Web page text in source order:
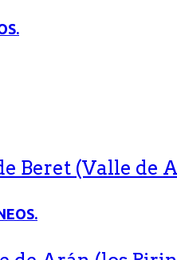
Beret (Valle de